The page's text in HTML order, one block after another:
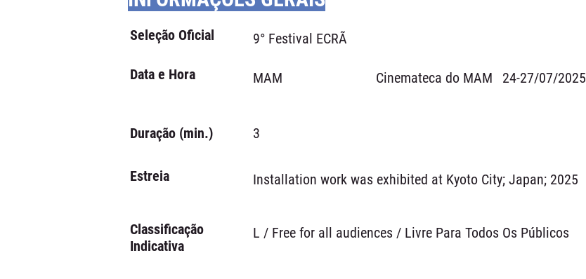
Seleção Oficial 9° Festival ECRÃ
Data e Hora MAM Cinemateca do MAM 24-27/07/2025
Duração (min.) 3
Estreia Installation work was exhibited at Kyoto City; Japan; 2025
Classificação
Indicativa
L / Free for all audiences / Livre Para Todos Os Públicos